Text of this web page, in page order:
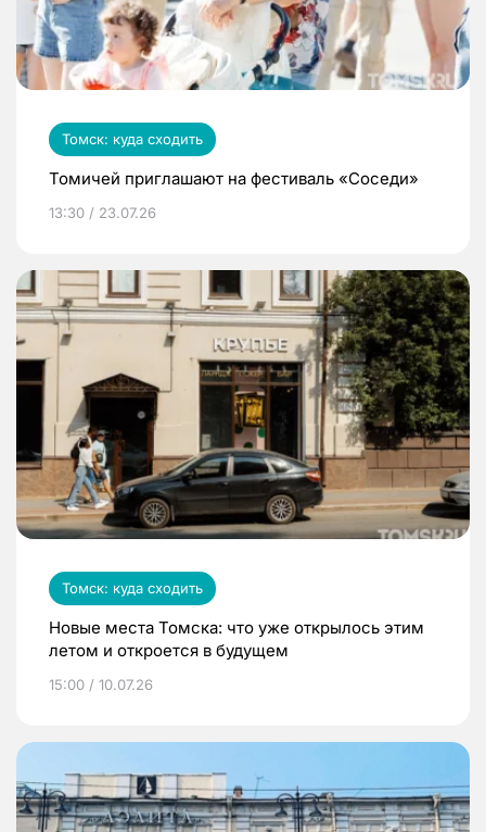
Томск: куда сходить
Томичей приглашают на фестиваль «Соседи»
13:30 / 23.07.26
Томск: куда сходить
Новые места Томска: что уже открылось этим
летом и откроется в будущем
15:00 / 10.07.26